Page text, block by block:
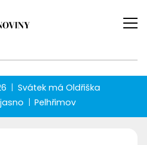
Svátek má Oldřiška
Pelhřimov